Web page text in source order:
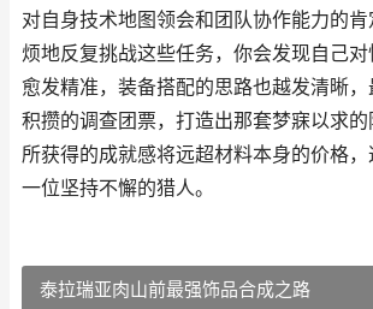
对自身技术地图领会和团队协作能力的
烦地反复挑战这些任务，你会发现自己对
愈发精准，装备搭配的思路也越发清晰
积攒的调查团票，打造出那套梦寐以求的
所获得的成就感将远超材料本身的价格
一位坚持不懈的猎人。
泰拉瑞亚肉山前最强饰品合成之路